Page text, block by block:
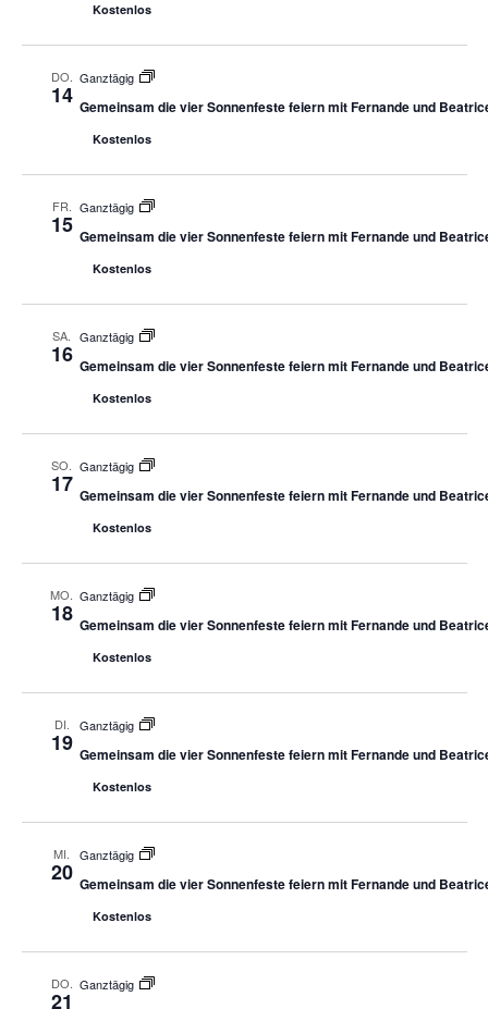
Kostenlos
DO.
14
Ganztägig
Gemeinsam die vier Sonnenfeste feiern mit Fernande und
Kostenlos
FR.
15
Ganztägig
Gemeinsam die vier Sonnenfeste feiern mit Fernande und
Kostenlos
SA.
16
Ganztägig
Gemeinsam die vier Sonnenfeste feiern mit Fernande und
Kostenlos
SO.
17
Ganztägig
Gemeinsam die vier Sonnenfeste feiern mit Fernande und
Kostenlos
MO.
18
Ganztägig
Gemeinsam die vier Sonnenfeste feiern mit Fernande und
Kostenlos
DI.
19
Ganztägig
Gemeinsam die vier Sonnenfeste feiern mit Fernande und
Kostenlos
MI.
20
Ganztägig
Gemeinsam die vier Sonnenfeste feiern mit Fernande und
Kostenlos
DO.
21
Ganztägig